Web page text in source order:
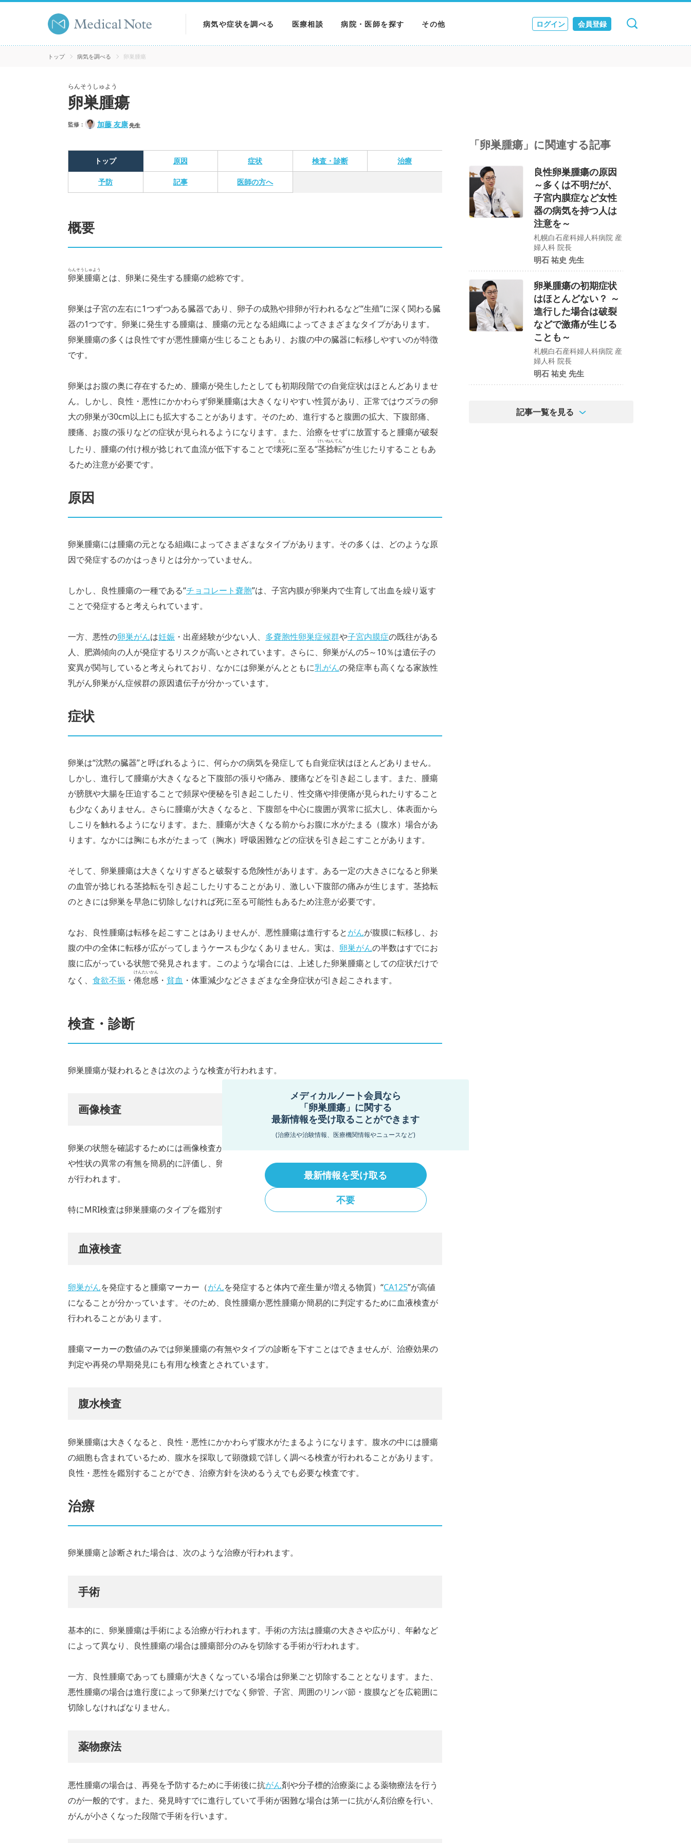
病気や症状を調べる
病気を調べる
医療相談 病院・医師を探す
病院を探す
その他
MNニュース
ログイン 会員登録
検索 キャンセル
トップ 病気を調べる 卵巣腫瘍
メディカルノート会員なら
「卵巣腫瘍」に関する
最新情報を受け取ることができます
(治療法や治験情報、医療機関情報やニュースなど)
最新情報を受け取る
不要
らんそうしゅよう
卵巣腫瘍
監修： 加藤 友康先生
トップ 原因 症状 検査・診断 治療
予防 記事 医師の方へ
概要
卵巣腫瘍
らんそうしゅよう
とは、卵巣に発生する腫瘍の総称です。
卵巣は子宮の左右に1つずつある臓器であり、卵子の成熟や排卵が行われるなど“生殖”に深く関わる臓
器の1つです。卵巣に発生する腫瘍は、腫瘍の元となる組織によってさまざまなタイプがあります。
卵巣腫瘍の多くは良性ですが悪性腫瘍が生じることもあり、お腹の中の臓器に転移しやすいのが特徴
です。
卵巣はお腹の奥に存在するため、腫瘍が発生したとしても初期段階での自覚症状はほとんどありませ
ん。しかし、良性・悪性にかかわらず卵巣腫瘍は大きくなりやすい性質があり、正常ではウズラの卵
大の卵巣が30cm以上にも拡大することがあります。そのため、進行すると腹囲の拡大、下腹部痛、
腰痛、お腹の張りなどの症状が見られるようになります。また、治療をせずに放置すると腫瘍が破裂
したり、腫瘍の付け根が捻じれて血流が低下することで壊死
えし
に至る“茎捻転
けいねんてん
”が生じたりすることもあ
るため注意が必要です。
原因
卵巣腫瘍には腫瘍の元となる組織によってさまざまなタイプがあります。その多くは、どのような原
因で発症するのかはっきりとは分かっていません。
しかし、良性腫瘍の一種である“チョコレート嚢胞”は、子宮内膜が卵巣内で生育して出血を繰り返す
ことで発症すると考えられています。
一方、悪性の卵巣がんは妊娠 ・出産経験が少ない人、 多嚢胞性卵巣症候群や子宮内膜症の既往がある
人、肥満傾向の人が発症するリスクが高いとされています。さらに、卵巣がんの5～10％は遺伝子の
変異が関与していると考えられており、なかには卵巣がんとともに乳がんの発症率も高くなる家族性
乳がん卵巣がん症候群の原因遺伝子が分かっています。
症状
卵巣は“沈黙の臓器”と呼ばれるように、何らかの病気を発症しても自覚症状はほとんどありません。
しかし、進行して腫瘍が大きくなると下腹部の張りや痛み、腰痛などを引き起こします。また、腫瘍
が膀胱や大腸を圧迫することで頻尿や便秘を引き起こしたり、性交痛や排便痛が見られたりすること
も少なくありません。さらに腫瘍が大きくなると、下腹部を中心に腹囲が異常に拡大し、体表面から
しこりを触れるようになります。また、腫瘍が大きくなる前からお腹に水がたまる（腹水）場合があ
ります。なかには胸にも水がたまって（胸水）呼吸困難などの症状を引き起こすことがあります。
そして、卵巣腫瘍は大きくなりすぎると破裂する危険性があります。ある一定の大きさになると卵巣
の血管が捻じれる茎捻転を引き起こしたりすることがあり、激しい下腹部の痛みが生じます。茎捻転
のときには卵巣を早急に切除しなければ死に至る可能性もあるため注意が必要です。
なお、良性腫瘍は転移を起こすことはありませんが、悪性腫瘍は進行するとがんが腹膜に転移し、お
腹の中の全体に転移が広がってしまうケースも少なくありません。実は、 卵巣がんの半数はすでにお
腹に広がっている状態で発見されます。このような場合には、上述した卵巣腫瘍としての症状だけで
なく、 食欲不振 ・ 倦怠感
けんたいかん
・ 貧血 ・体重減少などさまざまな全身症状が引き起こされます。
検査・診断
卵巣腫瘍が疑われるときは次のような検査が行われます。
画像検査
卵巣の状態を確認するためには画像検査が必須となります。一般的には、超音波検査で卵巣の大きさ
や性状の異常の有無を簡易的に評価し、卵巣に異常があると判断された場合はCTやMRIでの精密検査
が行われます。
特にMRI検査は卵巣腫瘍のタイプを鑑別するうえでも重要な検査となります。
血液検査
卵巣がんを発症すると腫瘍マーカー（がんを発症すると体内で産生量が増える物質）“CA125”が高値
になることが分かっています。そのため、良性腫瘍か悪性腫瘍か簡易的に判定するために血液検査が
行われることがあります。
腫瘍マーカーの数値のみでは卵巣腫瘍の有無やタイプの診断を下すことはできませんが、治療効果の
判定や再発の早期発見にも有用な検査とされています。
腹水検査
卵巣腫瘍は大きくなると、良性・悪性にかかわらず腹水がたまるようになります。腹水の中には腫瘍
の細胞も含まれているため、腹水を採取して顕微鏡で詳しく調べる検査が行われることがあります。
良性・悪性を鑑別することができ、治療方針を決めるうえでも必要な検査です。
治療
卵巣腫瘍と診断された場合は、次のような治療が行われます。
手術
基本的に、卵巣腫瘍は手術による治療が行われます。手術の方法は腫瘍の大きさや広がり、年齢など
によって異なり、良性腫瘍の場合は腫瘍部分のみを切除する手術が行われます。
一方、良性腫瘍であっても腫瘍が大きくなっている場合は卵巣ごと切除することとなります。また、
悪性腫瘍の場合は進行度によって卵巣だけでなく卵管、子宮、周囲のリンパ節・腹膜などを広範囲に
切除しなければなりません。
薬物療法
悪性腫瘍の場合は、再発を予防するために手術後に抗がん剤や分子標的治療薬による薬物療法を行う
のが一般的です。また、発見時すでに進行していて手術が困難な場合は第一に抗がん剤治療を行い、
がんが小さくなった段階で手術を行います。
「卵巣腫瘍」に関連する記事
良性卵巣腫瘍の原因
～多くは不明だが、
子宮内膜症など女性
器の病気を持つ人は
注意を～
札幌白石産科婦人科病院 産
婦人科 院長
明石 祐史 先生
卵巣腫瘍の初期症状
はほとんどない？ ～
進行した場合は破裂
などで激痛が生じる
ことも～
札幌白石産科婦人科病院 産
婦人科 院長
明石 祐史 先生
記事一覧を見る